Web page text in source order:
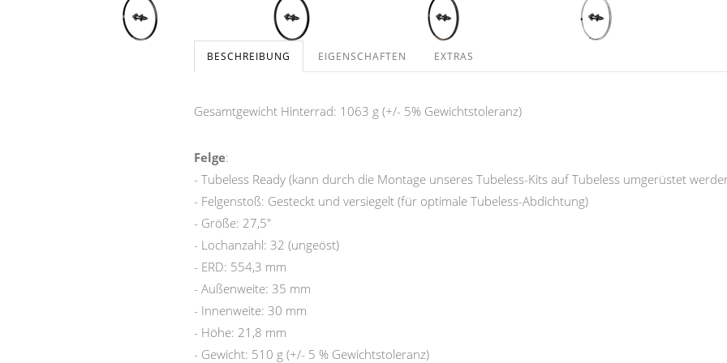
BESCHREIBUNG EIGENSCHAFTEN EXTRAS
Gesamtgewicht Hinterrad: 1063 g (+/- 5% Gewichtstoleranz)
Felge:
- Tubeless Ready (kann durch die Montage unseres Tubeless-Kits auf Tubeless umgerüstet
- Felgenstoß: Gesteckt und versiegelt (für optimale Tubeless-Abdichtung)
- Größe: 27,5"
- Lochanzahl: 32 (ungeöst)
- ERD: 554,3 mm
- Außenweite: 35 mm
- Innenweite: 30 mm
- Höhe: 21,8 mm
- Gewicht: 510 g (+/- 5 % Gewichtstoleranz)